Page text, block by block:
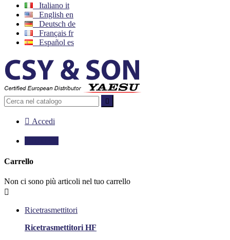
Italiano it
English en
Deutsch de
Français fr
Español es

 Accedi
Carrello
Non ci sono più articoli nel tuo carrello

Ricetrasmettitori
Ricetrasmettitori HF